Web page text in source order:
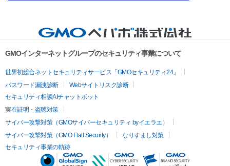
GMOインターネットグループのセキュリティ事業について
世界初総合ネットセキュリティサービス「GMOセキュリティ24」
パスワード漏洩診断
Webサイトリスク診断
セキュリティ相談AIチャットボット
実在証明・盗聴対策
サイバー攻撃対策（GMOサイバーセキュリティ byイエラエ）
サイバー攻撃対策（GMO Flatt Security）
なりすまし対策
セキュリティ事業の軌跡